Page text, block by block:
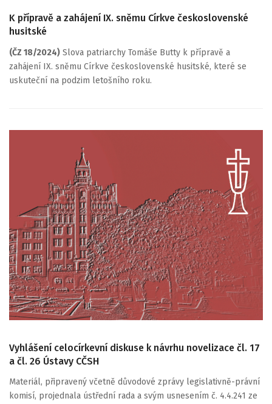
K přípravě a zahájení IX. sněmu Církve československé
husitské
(ČZ 18/2024) Slova patriarchy Tomáše Butty k přípravě a
zahájení IX. sněmu Církve československé husitské, které se
uskuteční na podzim letošního roku.
Vyhlášení celocírkevní diskuse k návrhu novelizace čl. 17
a čl. 26 Ústavy CČSH
Materiál, připravený včetně důvodové zprávy legislativně-právní
komisí, projednala ústřední rada a svým usnesením č. 4.4.241 ze